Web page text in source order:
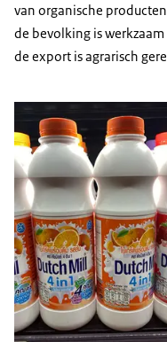
van organische
de bevolking is
de export is agrarisch